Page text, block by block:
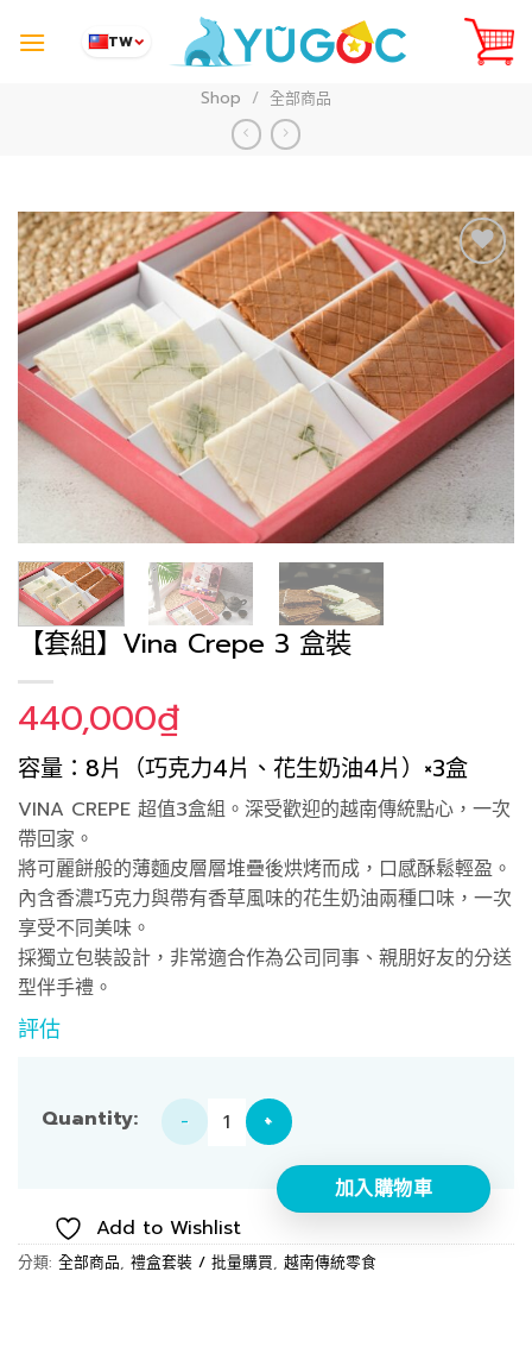
TW
Shop / 全部商品
Add to
Wishlist
【套組】Vina Crepe 3 盒裝
440,000₫
容量：8片（巧克力4片、花生奶油4片）×3盒
VINA CREPE 超值3盒組。深受歡迎的越南傳統點心，一次
帶回家。
將可麗餅般的薄麵皮層層堆疊後烘烤而成，口感酥鬆輕盈。
內含香濃巧克力與帶有香草風味的花生奶油兩種口味，一次
享受不同美味。
採獨立包裝設計，非常適合作為公司同事、親朋好友的分送
型伴手禮。
評估
【套組】Vina Crepe 3 盒裝 數量
加入購物車
Add to Wishlist
分類: 全部商品, 禮盒套裝 / 批量購買, 越南傳統零食